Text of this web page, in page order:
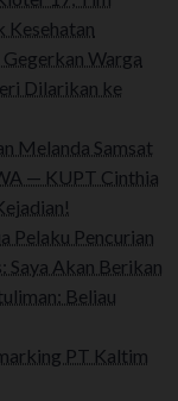
Kesehatan
Warga
Dilarikan ke
Melanda Samsat
— KUPT Cinthia
Pelaku Pencurian
Akan Berikan
Beliau
PT Kaltim